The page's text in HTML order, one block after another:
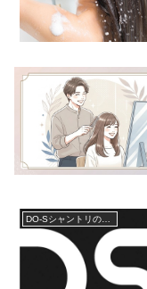
DO-Sシャントリの使用方法